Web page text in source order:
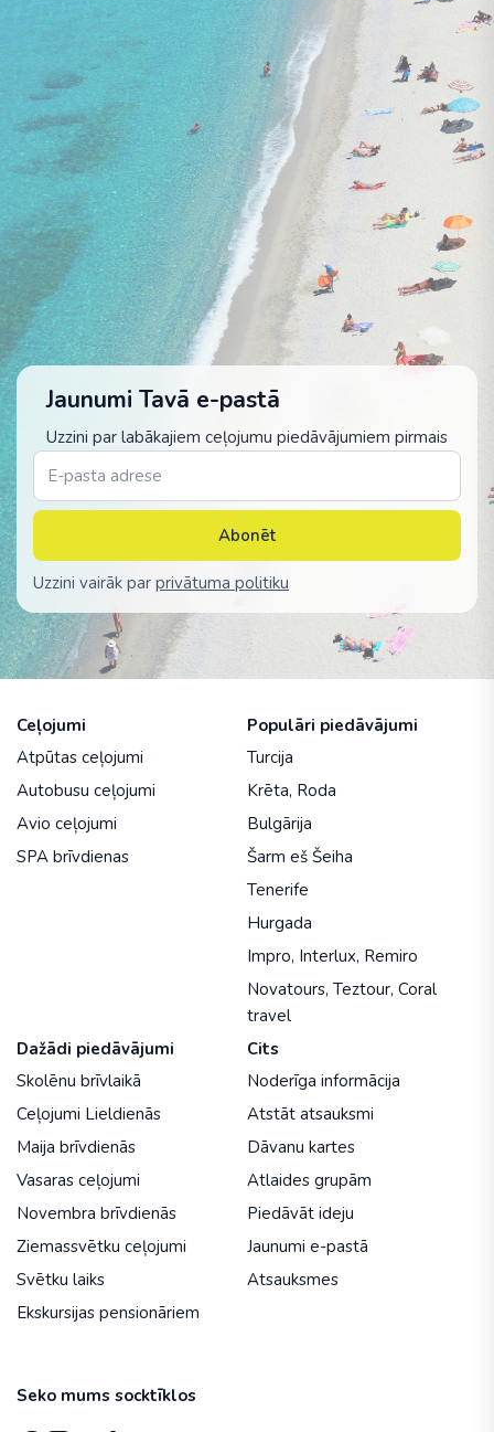
Jaunumi Tavā e-pastā
Uzzini par labākajiem ceļojumu piedāvājumiem pirmais
Abonēt
Uzzini vairāk par privātuma politiku
Ceļojumi
Atpūtas ceļojumi
Autobusu ceļojumi
Avio ceļojumi
SPA brīvdienas
Populāri piedāvājumi
Turcija
Krēta, Roda
Bulgārija
Šarm eš Šeiha
Tenerife
Hurgada
Impro, Interlux, Remiro
Novatours, Teztour, Coral
travel
Dažādi piedāvājumi
Skolēnu brīvlaikā
Ceļojumi Lieldienās
Maija brīvdienās
Vasaras ceļojumi
Novembra brīvdienās
Ziemassvētku ceļojumi
Svētku laiks
Ekskursijas pensionāriem
Cits
Noderīga informācija
Atstāt atsauksmi
Dāvanu kartes
Atlaides grupām
Piedāvāt ideju
Jaunumi e-pastā
Atsauksmes
Seko mums socktīklos